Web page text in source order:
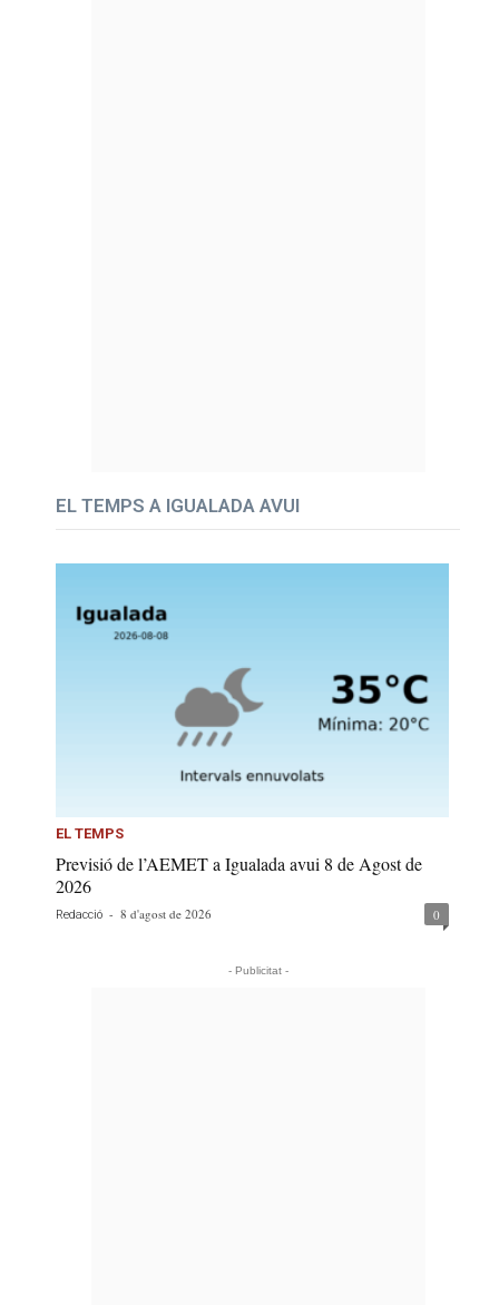
EL TEMPS A IGUALADA AVUI
EL TEMPS
Previsió de l’AEMET a Igualada avui 8 de Agost de
2026
Redacció - 8 d'agost de 2026 0
- Publicitat -